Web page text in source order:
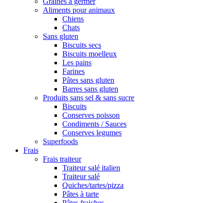
Aliments pour animaux
Chiens
Chats
Sans gluten
Biscuits secs
Biscuits moelleux
Les pains
Farines
Pâtes sans gluten
Barres sans gluten
Produits sans sel & sans sucre
Biscuits
Conserves poisson
Condiments / Sauces
Conserves legumes
Superfoods
Frais
Frais traiteur
Traiteur salé italien
Traiteur salé
Quiches/tartes/pizza
Pâtes à tarte